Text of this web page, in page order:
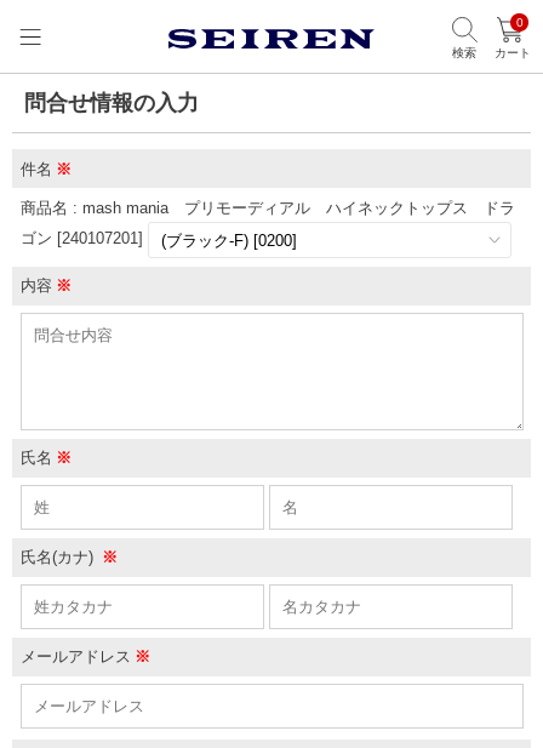
検索
0
カート
問合せ情報の入力
件名 ※
商品名 : mash mania プリモーディアル ハイネックトップス ドラ
ゴン [240107201]
内容 ※
氏名 ※
氏名(カナ) ※
メールアドレス ※